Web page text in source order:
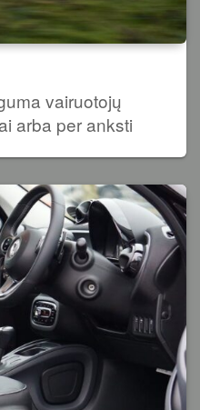
vairuotojų
arba per anksti